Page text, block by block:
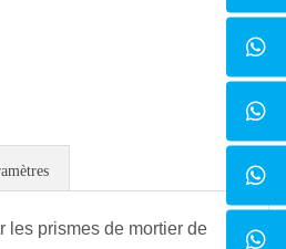
les prismes de mortier de